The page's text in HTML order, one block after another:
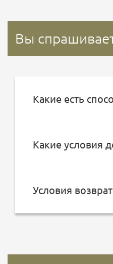
Вы
Какие есть
Какие условия
Условия